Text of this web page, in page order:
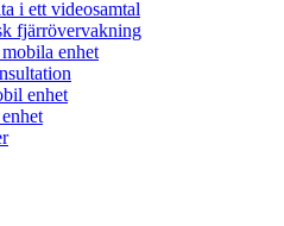
i ett videosamtal
fjärrövervakning
enhet
enhet